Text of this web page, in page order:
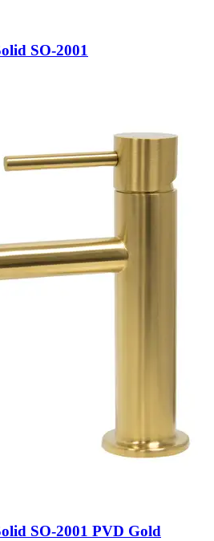
SO-2001
SO-2001 PVD Gold